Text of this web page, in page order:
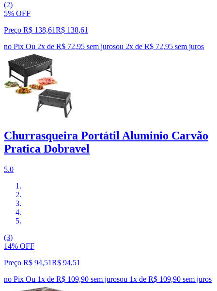
(2)
5% OFF
Preço R$ 138,61R$ 138,61
no Pix Ou 2x de R$ 72,95 sem jurosou 2x de R$ 72,95 sem juros
Churrasqueira Portátil Aluminio Carvão
Pratica Dobravel
5.0
(3)
14% OFF
Preço R$ 94,51R$ 94,51
no Pix Ou 1x de R$ 109,90 sem jurosou 1x de R$ 109,90 sem juros